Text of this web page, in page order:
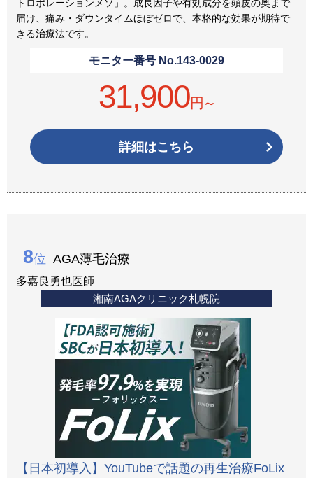
トロポレーションメソ」。成長因子や有効成分を頭皮の奥まで
届け、痛み・ダウンタイムほぼゼロで、本格的な効果が期待で
きる治療法です。
モニター番号 No.143-0029
31,900円～
詳細はこちら
8位 AGA薄毛治療
多嘉良勇也医師
湘南AGAクリニック札幌院
【日本初導入】YouTubeで話題の再生治療FoLix